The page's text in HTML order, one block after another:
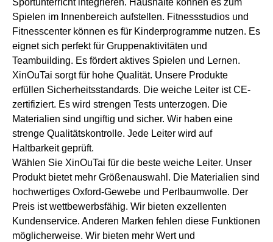
Sportunterricht integrieren. Haushalte können es zum
Spielen im Innenbereich aufstellen. Fitnessstudios und
Fitnesscenter können es für Kinderprogramme nutzen. Es
eignet sich perfekt für Gruppenaktivitäten und
Teambuilding. Es fördert aktives Spielen und Lernen.
XinOuTai sorgt für hohe Qualität. Unsere Produkte
erfüllen Sicherheitsstandards. Die weiche Leiter ist CE-
zertifiziert. Es wird strengen Tests unterzogen. Die
Materialien sind ungiftig und sicher. Wir haben eine
strenge Qualitätskontrolle. Jede Leiter wird auf
Haltbarkeit geprüft.
Wählen Sie XinOuTai für die beste weiche Leiter. Unser
Produkt bietet mehr Größenauswahl. Die Materialien sind
hochwertiges Oxford-Gewebe und Perlbaumwolle. Der
Preis ist wettbewerbsfähig. Wir bieten exzellenten
Kundenservice. Anderen Marken fehlen diese Funktionen
möglicherweise. Wir bieten mehr Wert und